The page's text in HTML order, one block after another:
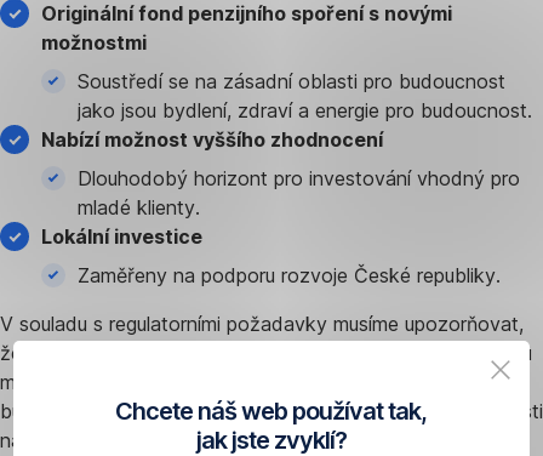
Chcete náš web používat tak,
jak jste zvyklí?
Originální fond penzijního spoření s novými
možnostmi
Soustředí se na zásadní oblasti pro budoucnost
jako jsou bydlení, zdraví a energie pro budoucnost.
Nabízí možnost vyššího zhodnocení
Dlouhodobý horizont pro investování vhodný pro
mladé klienty.
Lokální investice
Zaměřeny na podporu rozvoje České republiky.
V souladu s regulatorními požadavky musíme upozorňovat,
že možnost vyššího zhodnocení s sebou nese i přiměřenou
míru rizika. Očekávaný výnos není zárukou skutečného
budoucího výnosu. Skutečný výnos může kolísat v závislosti
na aktuálním vývoji finančních trhů. Návratnost vložených